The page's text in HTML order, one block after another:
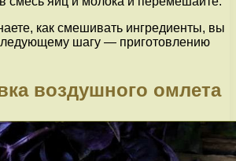
как смешивать ингредиенты, вы
шагу — приготовлению
воздушного омлета